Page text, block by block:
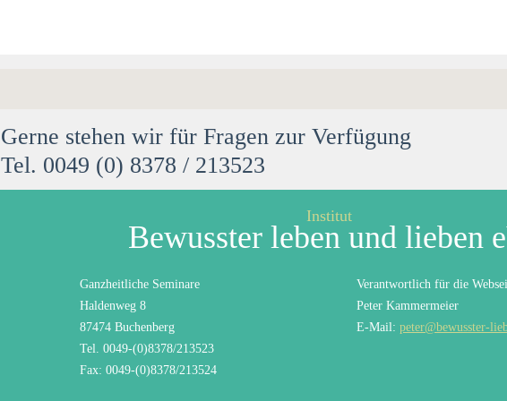
Gerne stehen wir für Fragen zur Verfügung
Tel. 0049 (0) 8378 / 213523
Institut
Bewusster leben und lieben
Ganzheitliche Seminare
Haldenweg 8
87474 Buchenberg
Tel. 0049-(0)8378/213523
Fax: 0049-(0)8378/213524
Verantwortlich für die
Peter Kammermeier
E-Mail: peter@bewusster-